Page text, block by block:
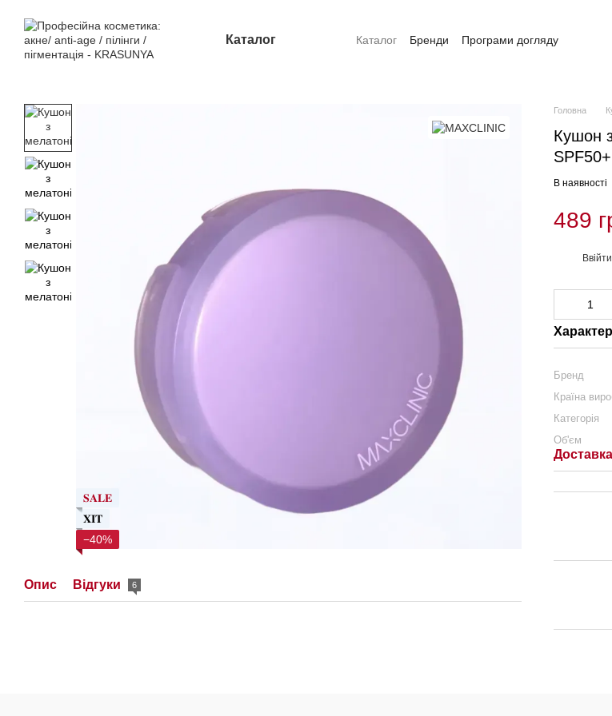
Каталог Каталог Бренди
Програми догляду
𝐒𝐀𝐋𝐄
𝐗𝐈𝐓
−40%
Опис Відгуки 6
Головна
Кушон
В наявності
489
Ввійти
Бренд
Країна
Категорія
Об'єм
Доставка